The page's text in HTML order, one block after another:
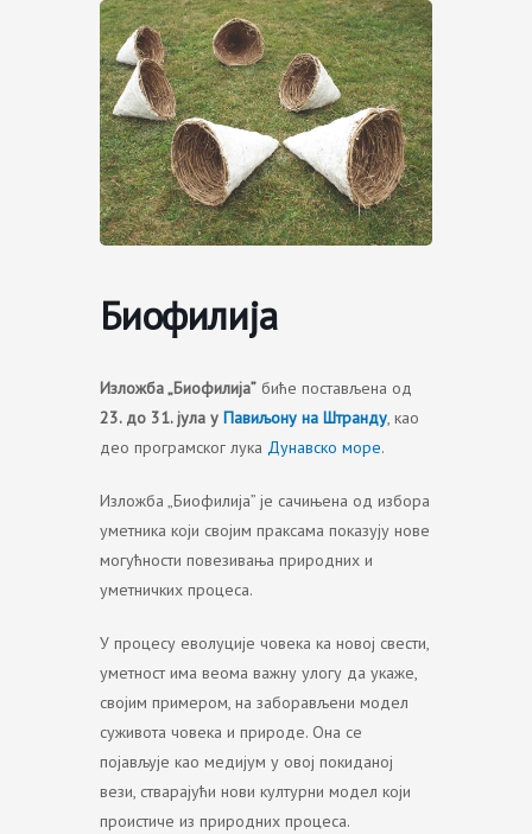
Биофилија
Изложба „Биофилија” биће постављена од
23. до 31. јула у Павиљону на Штранду, као
део програмског лука Дунавско море.
Изложба „Биофилија” је сачињена од избора
уметника који својим праксама показују нове
могућности повезивања природних и
уметничких процеса.
У процесу еволуције човека ка новој свести,
уметност има веома важну улогу да укаже,
својим примером, на заборављени модел
суживота човека и природе. Она се
појављује као медијум у овој покиданој
вези, стварајући нови културни модел који
проистиче из природних процеса.